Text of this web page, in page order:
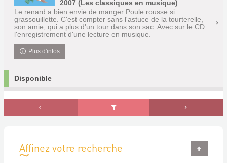
2007 (Les classiques en musique)
Le renard a bien envie de manger Poule rousse si
grassouillette. C'est compter sans l'astuce de la tourterelle,
son amie, qui a plus d'un tour dans son sac. Avec sur le CD
l'enregistrement d'une lecture en musique.
Plus d'infos
Disponible
Affinez votre recherche